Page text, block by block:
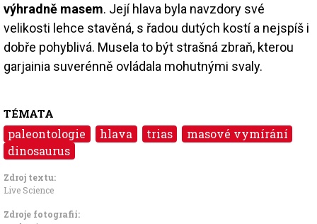
výhradně masem. Její hlava byla navzdory své
velikosti lehce stavěná, s řadou dutých kostí a nejspíš i
dobře pohyblivá. Musela to být strašná zbraň, kterou
garjainia suverénně ovládala mohutnými svaly.
TÉMATA
paleontologie hlava trias
masové vymírání
dinosaurus
Zdroj textu:
Live Science
Zdroje fotografii: